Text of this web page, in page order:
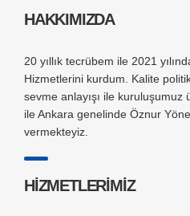
HAKKIMIZDA
20 yıllık tecrübem ile 2021
Hizmetlerini kurdum. Kalite
sevme anlayışı ile
ile Ankara genelinde Öznur
vermekteyiz.
HİZMETLERİMİZ